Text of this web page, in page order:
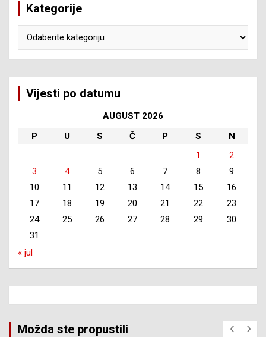
Kategorije
Vijesti po datumu
AUGUST 2026
P
U S Č P S
N
1
2
3
4 5 6 7 8
9
10
11 12 13 14 15
16
17
18 19 20 21 22
23
24
25 26 27 28 29
30
31
« jul
Možda ste propustili